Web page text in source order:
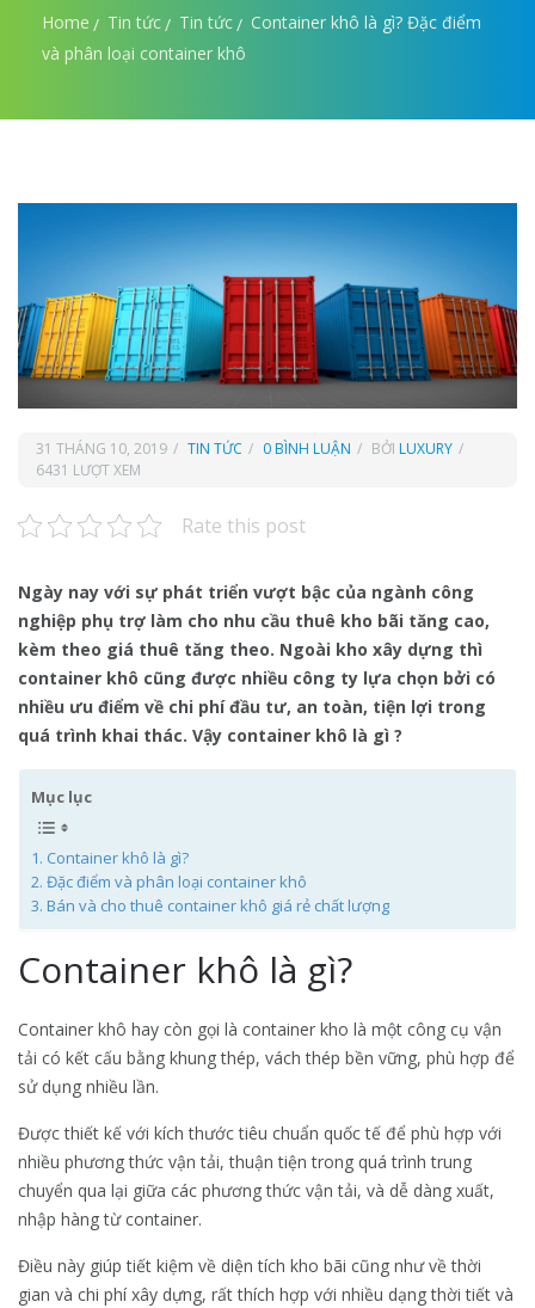
Home Tin tức Tin tức
Container khô là gì? Đặc điểm
và phân loại container khô
31 THÁNG 10, 2019 TIN TỨC 0 BÌNH LUẬN BỞI LUXURY
6431 LƯỢT XEM
Rate this post
Ngày nay với sự phát triển vượt bậc của ngành công
nghiệp phụ trợ làm cho nhu cầu thuê kho bãi tăng cao,
kèm theo giá thuê tăng theo. Ngoài kho xây dựng thì
container khô cũng được nhiều công ty lựa chọn bởi có
nhiều ưu điểm về chi phí đầu tư, an toàn, tiện lợi trong
quá trình khai thác. Vậy container khô là gì ?
Mục lục
Container khô là gì?
Đặc điểm và phân loại container khô
Bán và cho thuê container khô giá rẻ chất lượng
Container khô là gì?
Container khô hay còn gọi là container kho là một công cụ vận
tải có kết cấu bằng khung thép, vách thép bền vững, phù hợp để
sử dụng nhiều lần.
Được thiết kế với kích thước tiêu chuẩn quốc tế để phù hợp với
nhiều phương thức vận tải, thuận tiện trong quá trình trung
chuyển qua lại giữa các phương thức vận tải, và dễ dàng xuất,
nhập hàng từ container.
Điều này giúp tiết kiệm về diện tích kho bãi cũng như về thời
gian và chi phí xây dựng, rất thích hợp với nhiều dạng thời tiết và